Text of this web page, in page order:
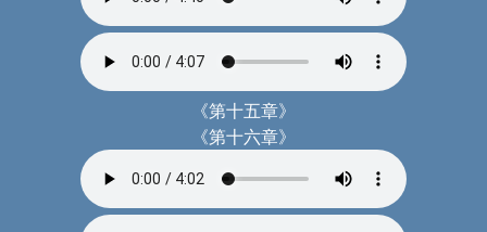
《第十五章》
《第十六章》